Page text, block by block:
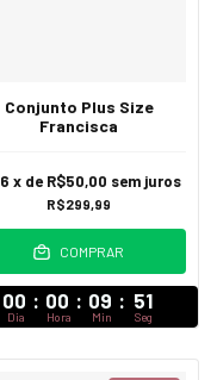
Conjunto Plus Size
Francisca
R$299,99
6 x de R$50,00 sem juros
COMPRAR
00 : 00 : 09 : 47
Dia Hora Min Seg